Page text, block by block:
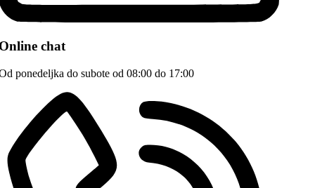
chat
ponedeljka do subote od 08:00 do 17:00